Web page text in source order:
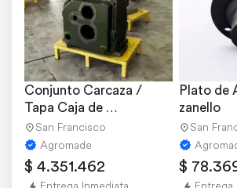
Conjunto Carcaza /
Tapa Caja de
Velocidades Pauny-
zanello
San Francisco
Agromade
$ 4.351.462
Plato de
zanello
San
$